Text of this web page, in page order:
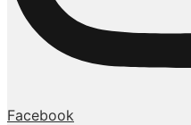
Facebook